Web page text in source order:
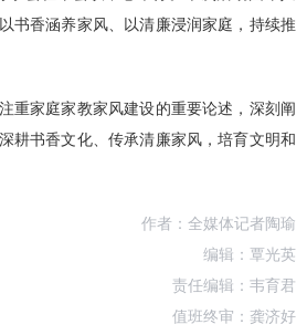
书香涵养家风、以清廉浸润家庭，持续推
重家庭家教家风建设的重要论述，深刻阐
耕书香文化、传承清廉家风，培育文明和
作者：全媒体记者陶瑜
编辑：覃光英
责任编辑：韦育君
值班终审：龚济好